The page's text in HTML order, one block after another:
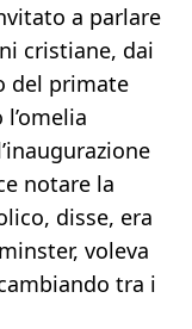
a parlare
cristiane, dai
del primate
notare la
disse, era
voleva
tra i